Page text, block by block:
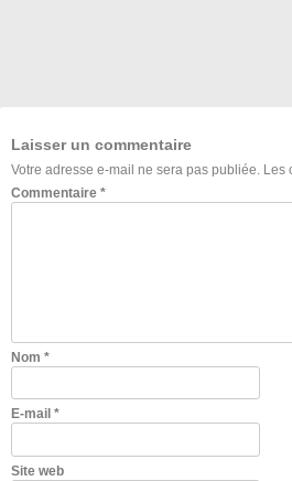
Laisser un commentaire
Votre adresse e-mail ne sera pas publiée. Les
Commentaire *
Nom *
E-mail *
Site web